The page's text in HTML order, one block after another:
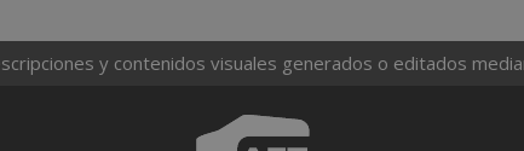
y contenidos visuales generados o editados